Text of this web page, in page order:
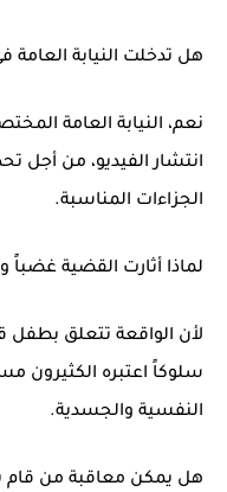
هل تدخلت النيابة العامة
نعم، النيابة العامة
انتشار الفيديو، من أجل
الجزاءات المناسبة.
لماذا أثارت القضية غضباً
لأن الواقعة تتعلق بطفل
سلوكاً اعتبره الكثيرون
النفسية والجسدية.
هل يمكن معاقبة من قام